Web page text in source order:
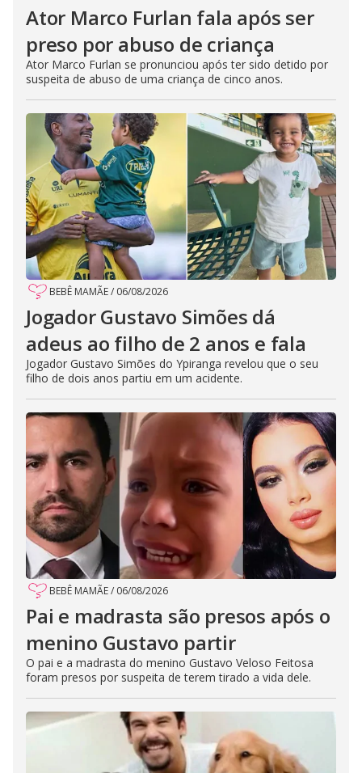
Ator Marco Furlan fala após ser
preso por abuso de criança
Ator Marco Furlan se pronunciou após ter sido detido por
suspeita de abuso de uma criança de cinco anos.
BEBÊ MAMÃE/ 06/08/2026
Jogador Gustavo Simões dá
adeus ao filho de 2 anos e fala
Jogador Gustavo Simões do Ypiranga revelou que o seu
filho de dois anos partiu em um acidente.
BEBÊ MAMÃE/ 06/08/2026
Pai e madrasta são presos após o
menino Gustavo partir
O pai e a madrasta do menino Gustavo Veloso Feitosa
foram presos por suspeita de terem tirado a vida dele.